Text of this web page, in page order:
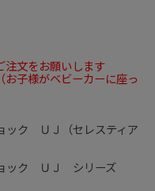
文をお願いします
子様がベビーカーに座っ
ク ＵＪ（セレスティア
ック ＵＪ シリーズ